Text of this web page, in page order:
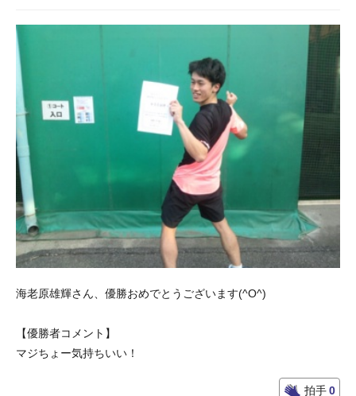
海老原雄輝さん、優勝おめでとうございます(^O^)
【優勝者コメント】
マジちょー気持ちいい！
拍手0